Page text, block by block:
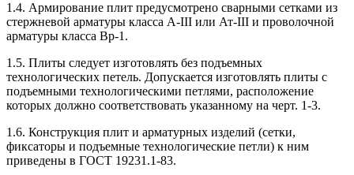
1.4. Армирование плит предусмотрено сварными сетками из
стержневой арматуры класса A-III или Ат-III и проволочной
арматуры класса Вр-1.
1.5. Плиты следует изготовлять без подъемных
технологических петель. Допускается изготовлять плиты с
подъемными технологическими петлями, расположение
которых должно соответствовать указанному на черт. 1-3.
1.6. Конструкция плит и арматурных изделий (сетки,
фиксаторы и подъемные технологические петли) к ним
приведены в ГОСТ 19231.1-83.